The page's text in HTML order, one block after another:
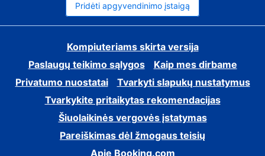
Pridėti apgyvendinimo įstaigą
Kompiuteriams skirta versija
Paslaugų teikimo sąlygos
Kaip mes dirbame
Privatumo nuostatai
Tvarkyti slapukų nustatymus
Tvarkykite pritaikytas rekomendacijas
Šiuolaikinės vergovės įstatymas
Pareiškimas dėl žmogaus teisių
Apie Booking.com